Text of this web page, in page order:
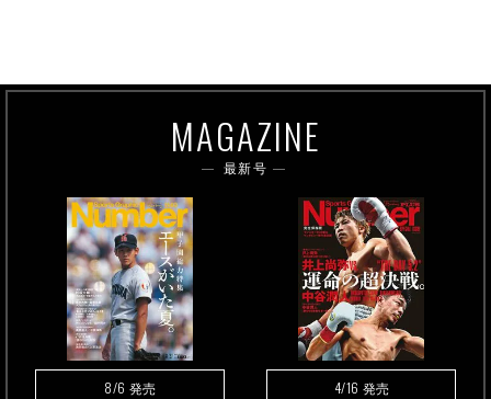
MAGAZINE
最新号
8/6 発売 4/16 発売